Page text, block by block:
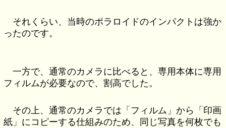
それくらい、当時のポラロイドのインパクトは強か
ったのです。
一方で、通常のカメラに比べると、専用本体に専用
フィルムが必要なので、割高でした。
その上、通常のカメラでは「フィルム」から「印画
紙」にコピーする仕組みのため、同じ写真を何枚でも